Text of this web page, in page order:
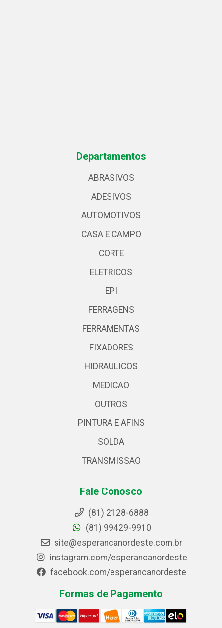
Departamentos
ABRASIVOS
ADESIVOS
AUTOMOTIVOS
CASA E CAMPO
CORTE
ELETRICOS
EPI
FERRAGENS
FERRAMENTAS
FIXADORES
HIDRAULICOS
MEDICAO
OUTROS
PINTURA E AFINS
SOLDA
TRANSMISSAO
Fale Conosco
(81) 2128-6888
(81) 99429-9910
site@esperancanordeste.com.br
instagram.com/esperancanordeste
facebook.com/esperancanordeste
Formas de Pagamento